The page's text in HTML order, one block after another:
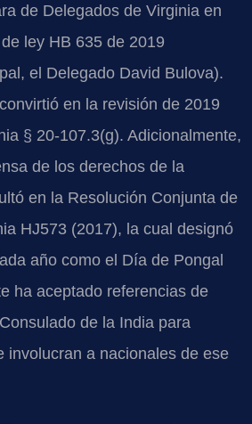
de Delegados de Virginia en
ley HB 635 de 2019
el Delegado David Bulova).
en la revisión de 2019
§ 20-107.3(g). Adicionalmente,
de los derechos de la
en la Resolución Conjunta de
HJ573 (2017), la cual designó
año como el Día de Pongal
ha aceptado referencias de
de la India para
involucran a nacionales de ese